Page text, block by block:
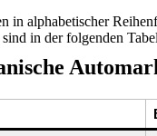
in alphabetischer
in der folgenden